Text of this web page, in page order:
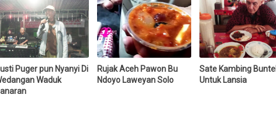
Puger pun Nyanyi Di
Waduk
Rujak Aceh Pawon Bu
Ndoyo Laweyan Solo
Sate Kambing Buntel
Untuk Lansia